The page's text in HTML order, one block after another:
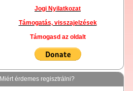
Jogi Nyilatkozat
Támogatás, visszajelzések
Támogasd az oldalt
Miért érdemes regisztrálni?